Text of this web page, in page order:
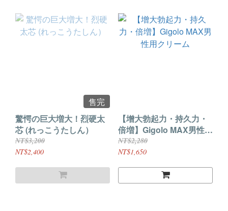
售完
驚愕の巨大増大！烈硬太
芯 (れっこうたしん）
NT$3,200
NT$2,400
【增大勃起力・持久力・
倍増】Gigolo MAX男性用
クリーム
NT$2,280
NT$1,650